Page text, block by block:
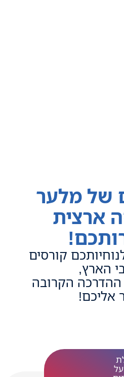
של מלער
ארצית
קורסים
הארץ,
ההדרכה הקרובה
אליכם!